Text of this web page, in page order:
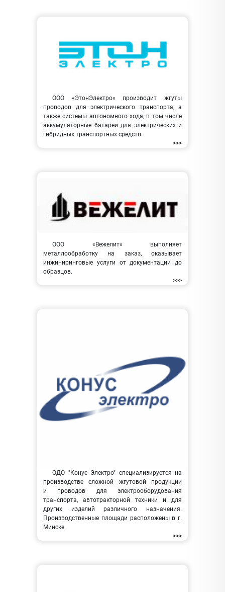
ООО «ЭтонЭлектро» производит жгуты
проводов для электрического транспорта, а
также системы автономного хода, в том числе
аккумуляторные батареи для электрических и
гибридных транспортных средств.
>>>
ООО «Вежелит» выполняет
металлообработку на заказ, оказывает
инжиниринговые услуги от документации до
образцов.
>>>
ОДО "Конус Электро" специализируется на
производстве сложной жгутовой продукции
и проводов для электрооборудования
транспорта, автотракторной техники и для
других изделий различного назначения.
Производственные площади расположены в г.
Минске.
>>>